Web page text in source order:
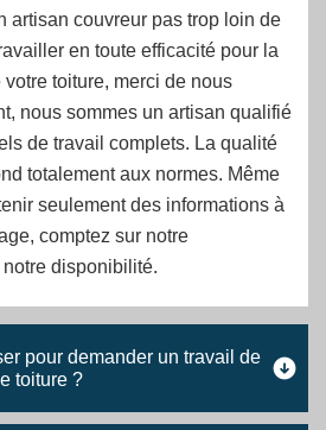
artisan couvreur pas trop loin de
en toute efficacité pour la
toiture, merci de nous
nous sommes un artisan qualifié
de travail complets. La qualité
totalement aux normes. Même
seulement des informations à
comptez sur notre
disponibilité.
pour demander un travail de
toiture ?